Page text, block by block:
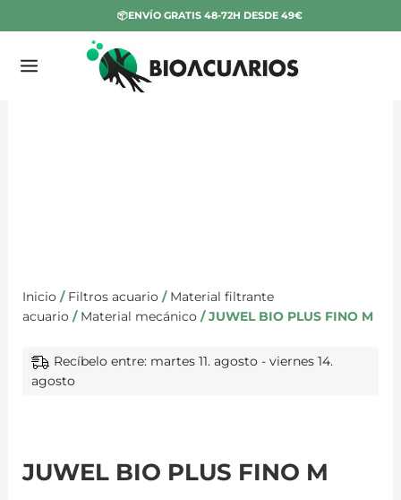
al
📦ENVÍO GRATIS 48-72H DESDE 49€
Inicio / Filtros acuario / Material filtrante
acuario / Material mecánico / JUWEL BIO PLUS FINO M
Recíbelo entre: martes 11. agosto - viernes 14.
agosto
JUWEL BIO PLUS FINO M
JUWEL